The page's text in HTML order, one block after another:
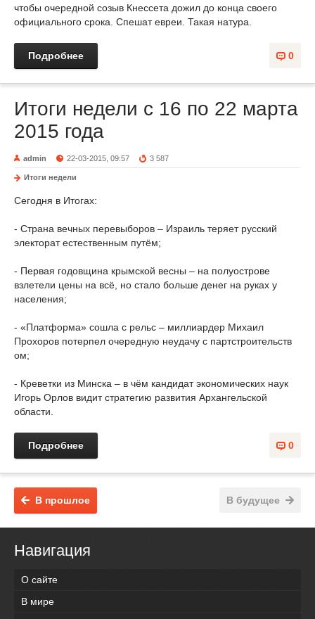
чтобы очередной созыв Кнессета дожил до конца своего
официального срока. Спешат евреи. Такая натура.
0
Подробнее
Итоги недели с 16 по 22 марта
2015 года
admin 22-03-2015, 09:57 3 587
Итоги недели
Сегодня в Итогах:
- Страна вечных перевыборов – Израиль теряет русский
электорат естественным путём;
- Первая годовщина крымской весны – на полуострове
взлетели цены на всё, но стало больше денег на руках у
населения;
- «Платформа» сошла с рельс – миллиардер Михаил
Прохоров потерпел очередную неудачу с партстроительств
ом;
- Креветки из Минска – в чём кандидат экономических наук
Игорь Орлов видит стратегию развития Архангельской
области.
0
Подробнее
В будущее
В прошлое
Навигация
О сайте
В мире